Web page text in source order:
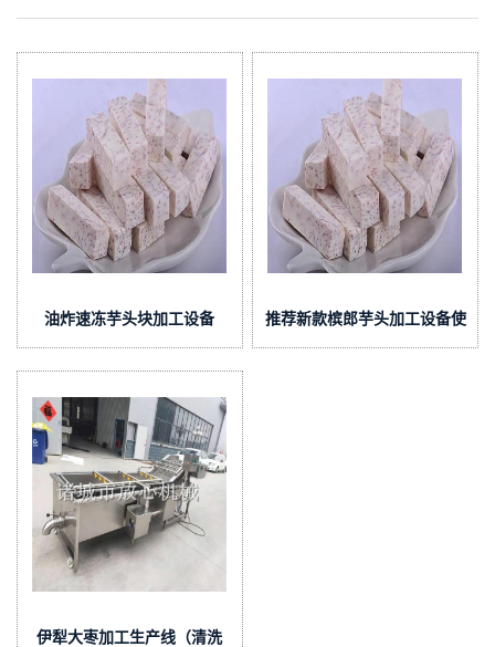
油炸速冻芋头块加工设备
推荐新款槟郎芋头加工设备使
用技术
伊犁大枣加工生产线（清洗